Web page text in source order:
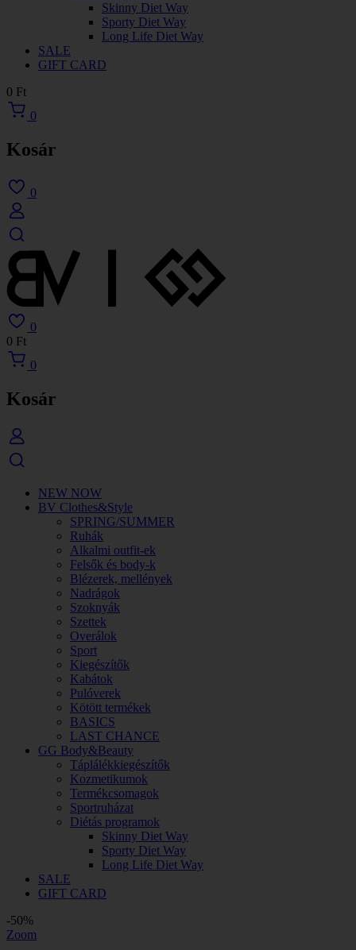
Skinny Diet Way
Sporty Diet Way
Long Life Diet Way
SALE
GIFT CARD
0 Ft
0
Kosár
0
0
0 Ft
0
Kosár
NEW NOW
BV Clothes&Style
SPRING/SUMMER
Ruhák
Alkalmi outfit-ek
Felsők és body-k
Blézerek, mellények
Nadrágok
Szoknyák
Szettek
Overálok
Sport
Kiegészítők
Kabátok
Pulóverek
Kötött termékek
BASICS
LAST CHANCE
GG Body&Beauty
Táplálékkiegészítők
Kozmetikumok
Termékcsomagok
Sportruházat
Diétás programok
Skinny Diet Way
Sporty Diet Way
Long Life Diet Way
SALE
GIFT CARD
-50%
Zoom